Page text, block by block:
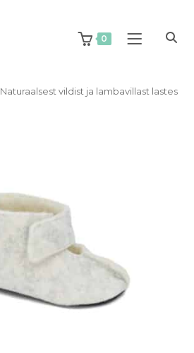
0
Naturaalsest vildist ja lambavillast